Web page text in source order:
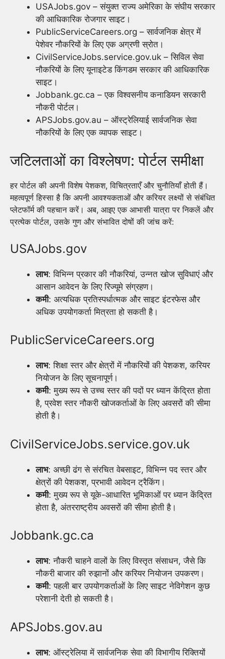
USAJobs.gov – संयुक्त राज्य अमेरिका के संघीय सरकार
की आधिकारिक रोजगार साइट।
PublicServiceCareers.org – सार्वजनिक क्षेत्र में
पेशेवर नौकरियों के लिए एक अग्रणी स्रोत।
CivilServiceJobs.service.gov.uk – सिविल सेवा
नौकरियों के लिए यूनाइटेड किंगडम सरकार की आधिकारिक
साइट।
Jobbank.gc.ca – एक विश्वसनीय कनाडियन सरकारी
नौकरी पोर्टल।
APSJobs.gov.au – ऑस्ट्रेलियाई सार्वजनिक सेवा
नौकरियों के लिए एक व्यापक साइट।
जटिलताओं का विश्लेषण: पोर्टल समीक्षा
हर पोर्टल की अपनी विशेष पेशकश, विचित्रताएँ और चुनौतियाँ होती हैं।
महत्वपूर्ण हिस्सा है कि अपनी आवश्यकताओं और करियर लक्ष्यों से संबंधित
प्लेटफॉर्म की पहचान करें। अब, आइए एक आभासी यात्रा पर निकलें और
प्रत्येक पोर्टल, उसके गुण और संभावित दोषों की जांच करें:
USAJobs.gov
लाभ: विभिन्न प्रकार की नौकरियां, उन्नत खोज सुविधाएं और
आसान आवेदन के लिए रिज्यूमे संग्रहण।
कमी: अत्यधिक प्रतिस्पर्धात्मक और साइट इंटरफेस और
अधिक उपयोगकर्ता मित्रता हो सकती है।
PublicServiceCareers.org
लाभ: शिक्षा स्तर और क्षेत्रों में नौकरियों की पेशकश, करियर
नियोजन के लिए सूचनापूर्ण।
कमी: मुख्य रूप से उच्च स्तर की पदों पर ध्यान केंद्रित होता
है, प्रवेश स्तर नौकरी खोजकर्ताओं के लिए अवसरों की सीमा
होती है।
CivilServiceJobs.service.gov.uk
लाभ: अच्छी ढंग से संरचित वेबसाइट, विभिन्न पद स्तर और
क्षेत्रों की पेशकश, प्रभावी आवेदन ट्रैकिंग।
कमी: मुख्य रूप से यूके-आधारित भूमिकाओं पर ध्यान केंद्रित
होता है, अंतरराष्ट्रीय अवसरों की सीमा होती है।
Jobbank.gc.ca
लाभ: नौकरी चाहने वालों के लिए विस्तृत संसाधन, जैसे कि
नौकरी बाजार की रुझानों और करियर नियोजन उपकरण।
कमी: पहली बार उपयोगकर्ताओं के लिए साइट नेविगेशन कुछ
परेशानी देती हो सकती है।
APSJobs.gov.au
लाभ: ऑस्ट्रेलिया में सार्वजनिक सेवा की विभागीय रिक्तियों